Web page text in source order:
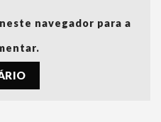
navegador para a